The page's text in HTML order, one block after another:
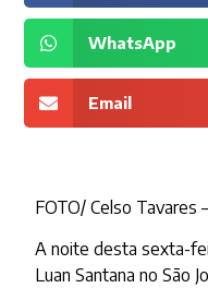
WhatsApp
Email
FOTO/ Celso Tavares
A noite desta sexta-
Luan Santana no São